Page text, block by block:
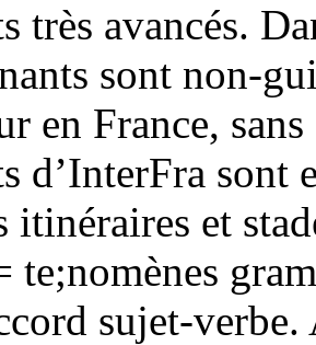
très avancés.
sont non-
en France,
d’InterFra sont
itinéraires et
te;nomènes
sujet-